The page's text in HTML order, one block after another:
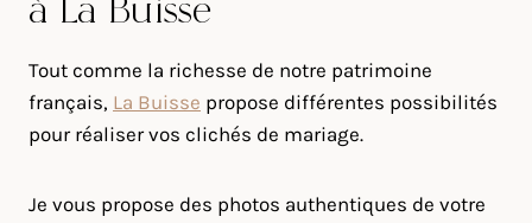
à La Buisse
Tout comme la richesse de notre patrimoine
français, La Buisse propose différentes possibilités
pour réaliser vos clichés de mariage.
Je vous propose des photos authentiques de votre